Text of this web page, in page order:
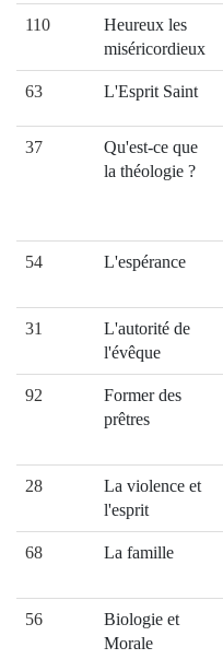
110
Heureux les
miséricordieux
63 L'Esprit Saint
37
Qu'est-ce que
la théologie ?
54 L'espérance
31
L'autorité de
l'évêque
92
Former des
prêtres
28
La violence et
l'esprit
68 La famille
56
Biologie et
Morale